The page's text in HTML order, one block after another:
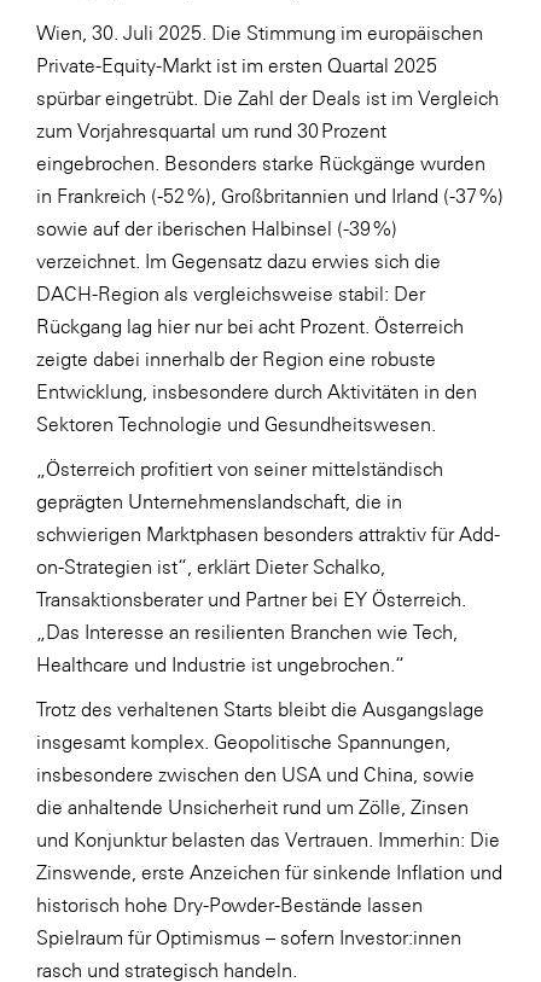
PAGRO
PHH Rechtsanwält:innen
Primark
Salesforce
sebamed
SeneCura
SERVICE&MORE
SKINUANCE®
Somfy
SPIEGLTEC
STIHL Tirol
Trend Micro
VALETTA
Verband Druck Medien Österreich
Wirtschaftskammer Salzburg
WKS Fachgruppe Fahrzeughandel und
Fahrzeugtechnik
WKS Fachgruppe Finanzdienstleister
WK UBIT
Zühlke
Wien, 30. Juli 2025. Die Stimmung im europäischen
Private-Equity-Markt ist im ersten Quartal 2025
spürbar eingetrübt. Die Zahl der Deals ist im Vergleich
zum Vorjahresquartal um rund 30 Prozent
eingebrochen. Besonders starke Rückgänge wurden
in Frankreich (-52 %), Großbritannien und Irland (-37 %)
sowie auf der iberischen Halbinsel (-39 %)
verzeichnet. Im Gegensatz dazu erwies sich die
DACH-Region als vergleichsweise stabil: Der
Rückgang lag hier nur bei acht Prozent. Österreich
zeigte dabei innerhalb der Region eine robuste
Entwicklung, insbesondere durch Aktivitäten in den
Sektoren Technologie und Gesundheitswesen.
„Österreich profitiert von seiner mittelständisch
geprägten Unternehmenslandschaft, die in
schwierigen Marktphasen besonders attraktiv für Add-
on-Strategien ist“, erklärt Dieter Schalko,
Transaktionsberater und Partner bei EY Österreich.
„Das Interesse an resilienten Branchen wie Tech,
Healthcare und Industrie ist ungebrochen.“
Trotz des verhaltenen Starts bleibt die Ausgangslage
insgesamt komplex. Geopolitische Spannungen,
insbesondere zwischen den USA und China, sowie
die anhaltende Unsicherheit rund um Zölle, Zinsen
und Konjunktur belasten das Vertrauen. Immerhin: Die
Zinswende, erste Anzeichen für sinkende Inflation und
historisch hohe Dry-Powder-Bestände lassen
Spielraum für Optimismus – sofern Investor:innen
rasch und strategisch handeln.